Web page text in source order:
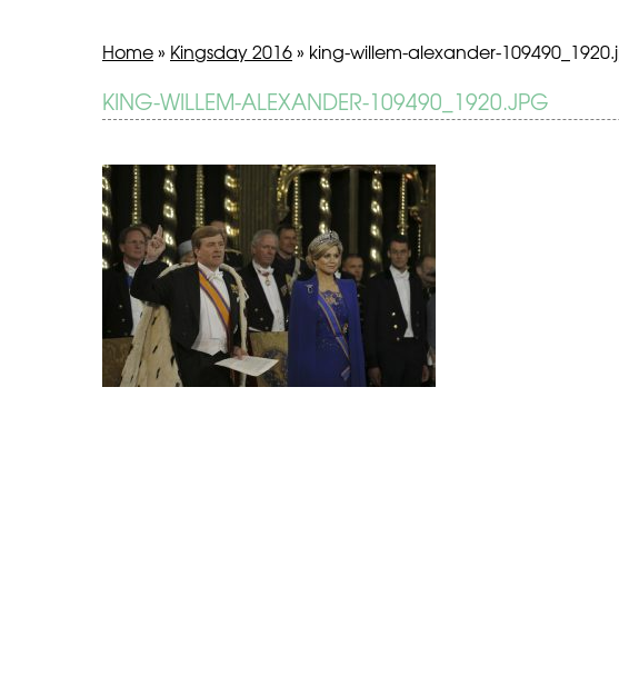
Home» Kingsday 2016» king-willem-alexander-
KING-WILLEM-ALEXANDER-109490_1920.JPG
BERICHT
NAVIGATIE
Kingsday
2016